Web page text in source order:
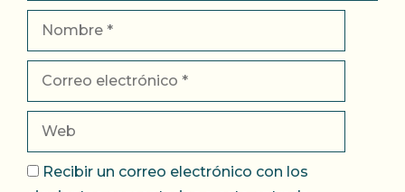
electrónico
Recibir un correo electrónico con los